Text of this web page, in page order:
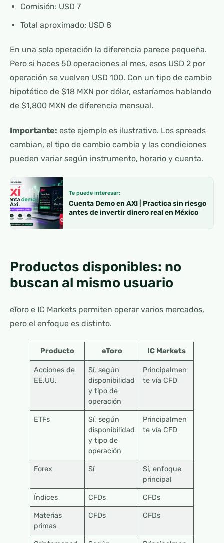
Comisión: USD 7
Total aproximado: USD 8
En una sola operación la diferencia parece pequeña.
Pero si haces 50 operaciones al mes, esos USD 2 por
operación se vuelven USD 100. Con un tipo de cambio
hipotético de $18 MXN por dólar, estaríamos hablando
de $1,800 MXN de diferencia mensual.
Importante: este ejemplo es ilustrativo. Los spreads
cambian, el tipo de cambio cambia y las condiciones
pueden variar según instrumento, horario y cuenta.
Te puede interesar:
Cuenta Demo en AXI | Practica sin riesgo
antes de invertir dinero real en México
Productos disponibles: no
buscan al mismo usuario
eToro e IC Markets permiten operar varios mercados,
pero el enfoque es distinto.
Producto eToro IC Markets
Acciones de
EE.UU.
Sí, según
disponibilidad
y tipo de
operación
Principalmen
te vía CFD
ETFs
Sí, según
disponibilidad
y tipo de
operación
Principalmen
te vía CFD
Forex Sí
Sí, enfoque
principal
Índices CFDs CFDs
Materias
primas
CFDs CFDs